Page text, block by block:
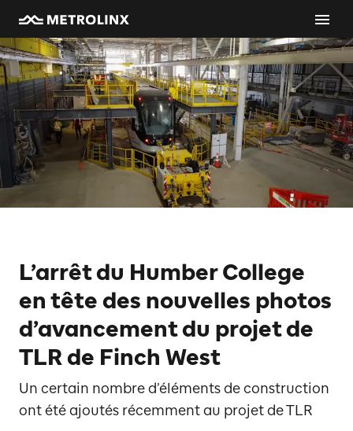
L’arrêt du Humber College
en tête des nouvelles photos
d’avancement du projet de
TLR de Finch West
Un certain nombre d’éléments de construction
ont été ajoutés récemment au projet de TLR